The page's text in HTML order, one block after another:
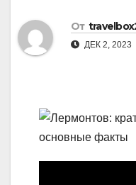
От
ДЕК 2, 2023